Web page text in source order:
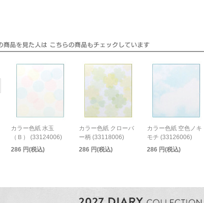
カラー色紙 水玉
（Ｂ） (33124006)
286 円(税込)
カラー色紙 クローバ
ー柄 (33118006)
286 円(税込)
カラー色紙 空色ノキ
モチ (33126006)
286 円(税込)